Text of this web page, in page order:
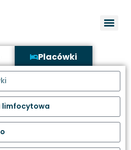
Placówki